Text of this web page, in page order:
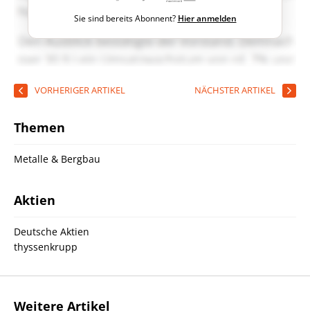
Sie sind bereits Abonnent? Hier anmelden
VORHERIGER ARTIKEL NÄCHSTER ARTIKEL
Themen
Metalle & Bergbau
Aktien
Deutsche Aktien
thyssenkrupp
Weitere Artikel